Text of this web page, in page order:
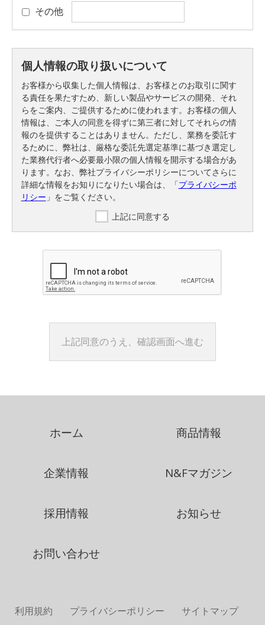
その他
個人情報の取り扱いについて
お客様から収集した個人情報は、お客様とのお取引に関す
る責任を果たすため、新しい製品やサービスの開発、それ
らをご案内、ご提供するために使われます。お客様の個人
情報は、ご本人の同意を得ずに第三者に対してそれらの情
報のを提供することはありません。ただし、業務を委託す
るために、弊社は、厳格な委託先選定基準に基づき選定し
た業務代行者へ必要最小限の個人情報を開示する場合があ
ります。なお、弊社プライバシーポリシーについてさらに
詳細な情報をお知りになりたい場合は、「プライバシーポ
リシー 」をご覧ください。
上記に同意する
ホーム 商品情報
企業情報 N&Fマガジン
採用情報 お知らせ
お問い合わせ
利用規約 プライバシーポリシー サイトマップ